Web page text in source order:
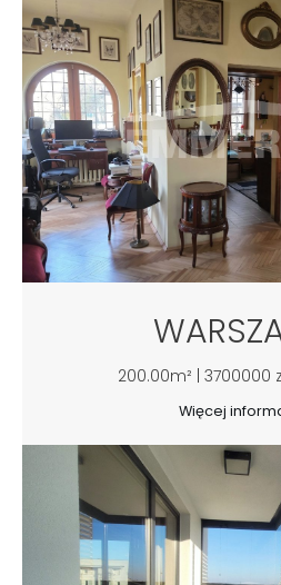
200.00m² | 3700000
Więcej